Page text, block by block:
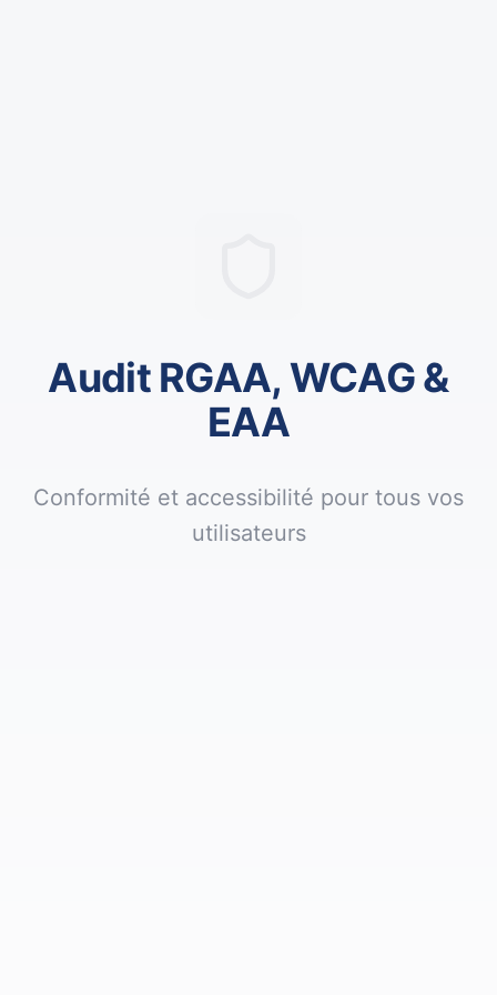
Audit RGAA, WCAG &
EAA
Conformité et accessibilité pour tous vos
utilisateurs